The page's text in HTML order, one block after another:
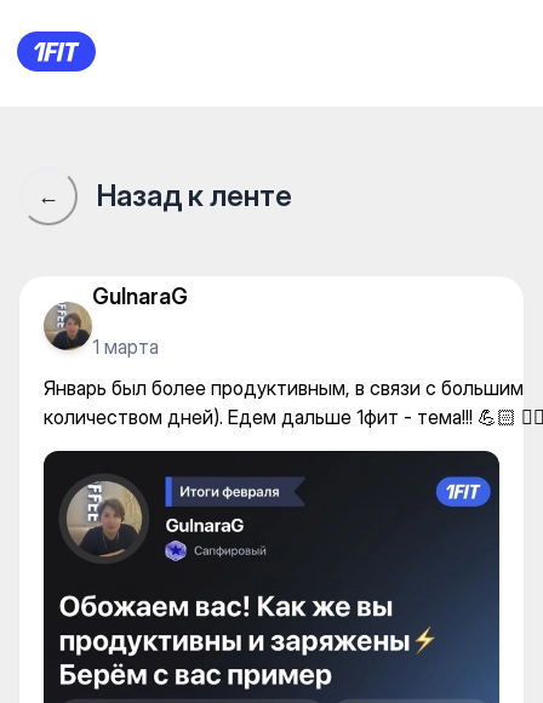
Январь был более
← Назад к ленте
GulnaraG
1 марта
Январь был более продуктивным, в связи с большим
количеством дней). Едем дальше 1фит - тема!!! 💪🏻